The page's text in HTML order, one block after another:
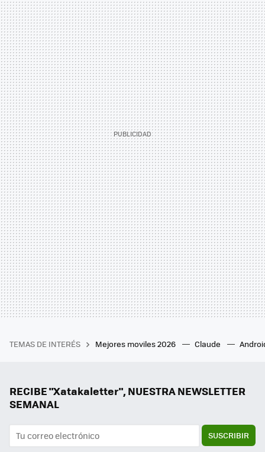
TEMAS DE INTERÉS Mejores moviles 2026 Claude
RECIBE "Xatakaletter", NUESTRA NEWSLETTER
SEMANAL
SUSCRIBIR